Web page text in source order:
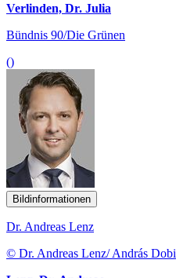
Verlinden, Dr. Julia
Bündnis 90/Die Grünen
()
Bildinformationen
Dr. Andreas Lenz
© Dr. Andreas Lenz/ András Dobi